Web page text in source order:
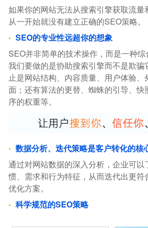
如果你的网站无法从搜索引擎获取流量
从一开始就没有建立正确的SEO策略。
SEO的专业性远超你的想象
SEO并非简单的技术操作，而是一种综
我们要做的是协助搜索引擎而不是欺骗
止是网站结构、内容质量、用户体验
面；还有算法的更替、蜘蛛的引导、快
序的权重等。
数据分析、迭代策略是客户转化的核
通过对网站数据的深入分析，企业可以
惯、需求和行为特征，从而迭代出更
优化方案。
科学规范的SEO策略